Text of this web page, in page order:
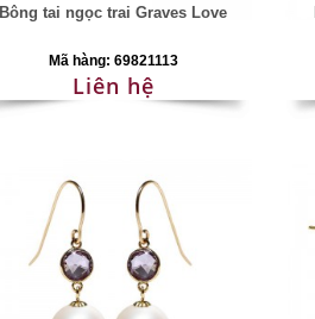
Bông tai ngọc trai Graves Love
Mã hàng: 69821113
Liên hệ